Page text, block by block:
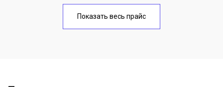
Показать весь прайс